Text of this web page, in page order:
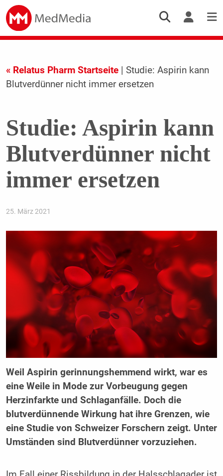
« Relatus Pharm Startseite| Studie: Aspirin kann
Blutverdünner nicht immer ersetzen
Studie: Aspirin kann
Blutverdünner nicht
immer ersetzen
25. März 2021
Weil Aspirin gerinnungshemmend wirkt, war es
eine Weile in Mode zur Vorbeugung gegen
Herzinfarkte und Schlaganfälle. Doch die
blutverdünnende Wirkung hat ihre Grenzen, wie
eine Studie von Schweizer Forschern zeigt. Unter
Umständen sind Blutverdünner vorzuziehen.